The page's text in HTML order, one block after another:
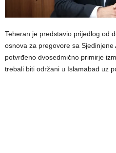
Teheran je predstavio prijedlog od
osnova za pregovore sa
potvrđeno dvosedmično primirje
trebali biti održani u Islamabad uz